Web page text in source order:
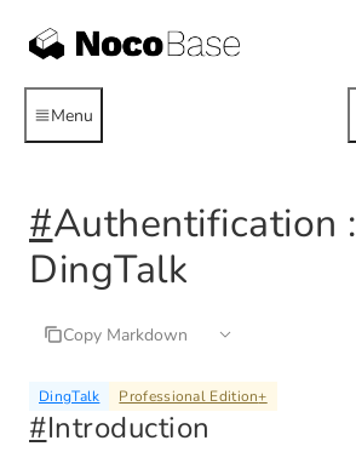
Menu
#Authentification :
DingTalk
Copy Markdown
DingTalk Professional Edition+
#Introduction